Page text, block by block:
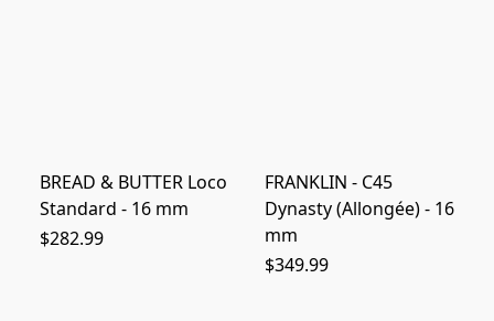
BREAD & BUTTER Loco
Standard - 16 mm
$282.99
FRANKLIN - C45
Dynasty (Allongée) - 16
mm
$349.99